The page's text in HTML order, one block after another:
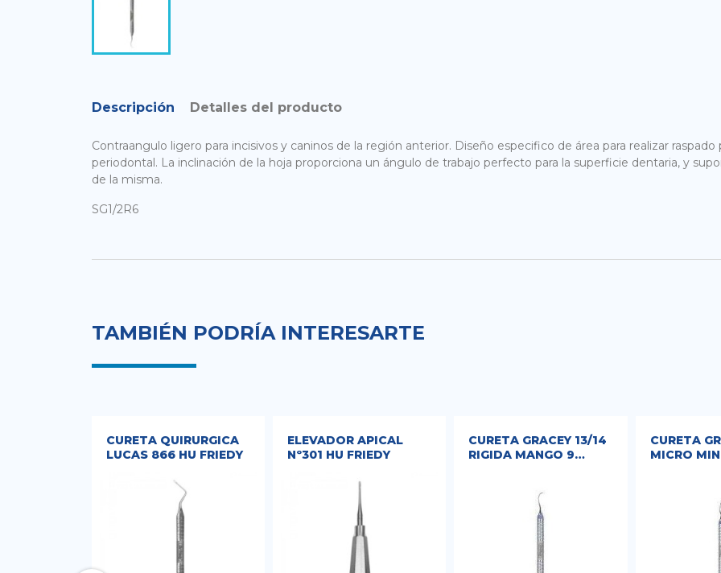
Descripción Detalles del producto
Contraangulo ligero para incisivos y caninos de la región anterior. Diseño especifico de área para realizar
periodontal. La inclinación de la hoja proporciona un ángulo de trabajo perfecto para la superficie dentaria, y
de la misma.
SG1/2R6
TAMBIÉN PODRÍA INTERESARTE
CURETA QUIRURGICA
LUCAS 866 HU FRIEDY
ELEVADOR APICAL
Nº301 HU FRIEDY
CURETA GRACEY 13/14
RIGIDA MANGO 9
CURETA
MICRO